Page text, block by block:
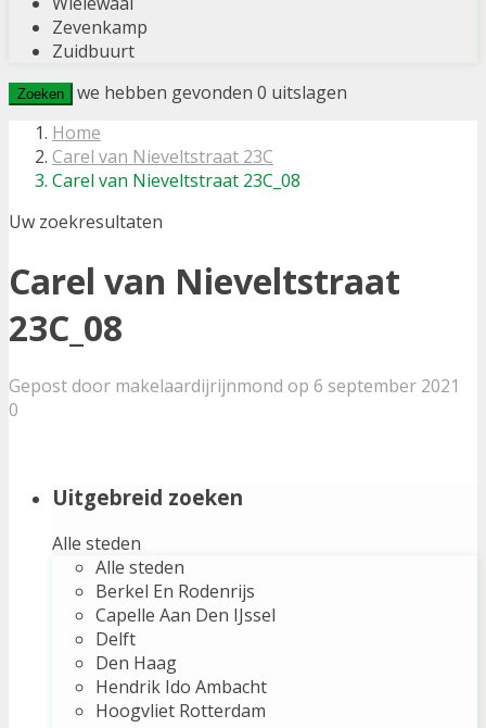
Zevenkamp
Zuidbuurt
Zoeken we hebben gevonden 0 uitslagen
Home
Carel van Nieveltstraat 23C
Carel van Nieveltstraat 23C_08
Uw zoekresultaten
Carel van Nieveltstraat
23C_08
Gepost door makelaardijrijnmond op 6 september 2021
0
Uitgebreid zoeken
Alle steden
Alle steden
Berkel En Rodenrijs
Capelle Aan Den IJssel
Delft
Den Haag
Hendrik Ido Ambacht
Hoogvliet Rotterdam